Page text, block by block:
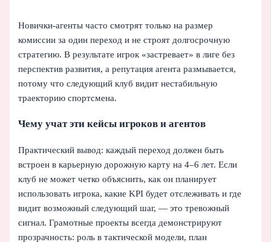
Новички‑агенты часто смотрят только на размер
комиссии за один переход и не строят долгосрочную
стратегию. В результате игрок «застревает» в лиге без
перспектив развития, а репутация агента размывается,
потому что следующий клуб видит нестабильную
траекторию спортсмена.
Чему учат эти кейсы игроков и агентов
Практический вывод: каждый переход должен быть
встроен в карьерную дорожную карту на 4–6 лет. Если
клуб не может четко объяснить, как он планирует
использовать игрока, какие KPI будет отслеживать и где
видит возможный следующий шаг, — это тревожный
сигнал. Грамотные проекты всегда демонстрируют
прозрачность: роль в тактической модели, план